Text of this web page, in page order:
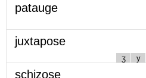
patauge
juxtapose
ʒ y
schizose